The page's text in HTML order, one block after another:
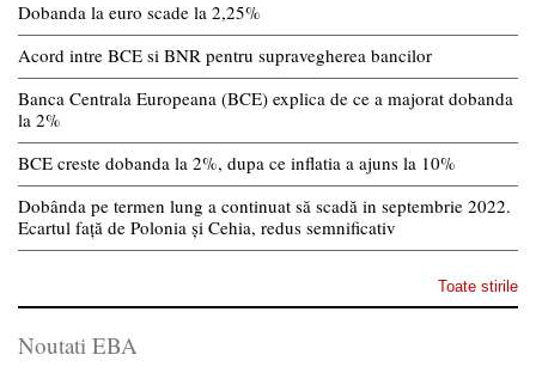
Dobanda la euro scade la 2,25%
Acord intre BCE si BNR pentru supravegherea bancilor
Banca Centrala Europeana (BCE) explica de ce a majorat dobanda
la 2%
BCE creste dobanda la 2%, dupa ce inflatia a ajuns la 10%
Dobânda pe termen lung a continuat să scadă in septembrie 2022.
Ecartul față de Polonia și Cehia, redus semnificativ
Toate stirile
Noutati EBA